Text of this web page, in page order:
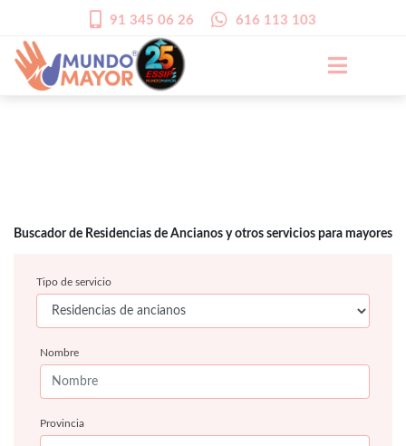
91 345 06 26 616 113 103
Buscador de Residencias de Ancianos y otros servicios para mayores
Tipo de servicio
Nombre
Provincia